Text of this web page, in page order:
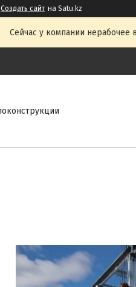
Создать сайт на Satu.kz
Сейчас у компании нерабочее